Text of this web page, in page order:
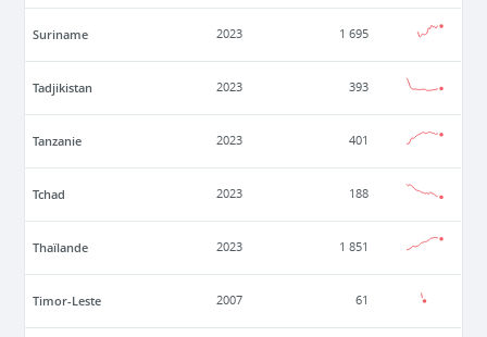
Suriname 2023 1 695
Tadjikistan 2023 393
Tanzanie 2023 401
Tchad 2023 188
Thaïlande 2023 1 851
Timor-Leste 2007 61